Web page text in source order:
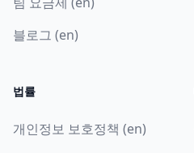
블로그 (en)
법률
개인정보 보호정책 (en)